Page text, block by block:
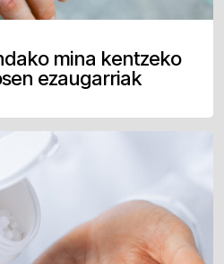
mina kentzeko
ezaugarriak